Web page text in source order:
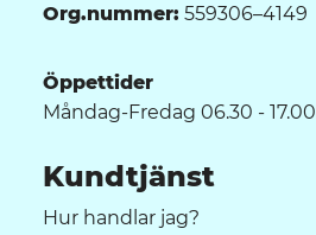
Org.nummer: 559306–4149
Öppettider
Måndag-Fredag 06.30 - 17.00
Kundtjänst
Hur handlar jag?